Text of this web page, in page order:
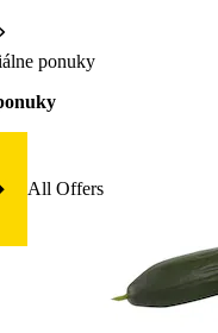
ponuky
All Offers